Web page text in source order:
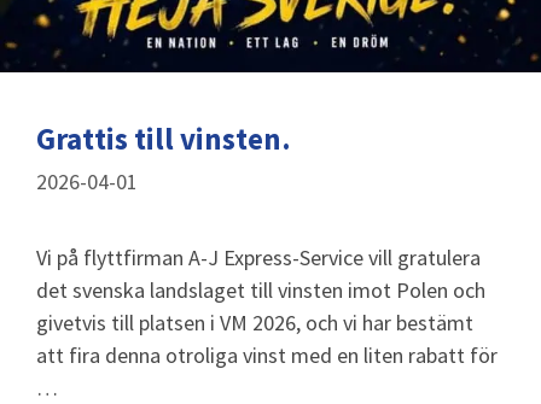
Grattis till vinsten.
2026-04-01
Vi på flyttfirman A-J Express-Service vill gratulera
det svenska landslaget till vinsten imot Polen och
givetvis till platsen i VM 2026, och vi har bestämt
att fira denna otroliga vinst med en liten rabatt för
…